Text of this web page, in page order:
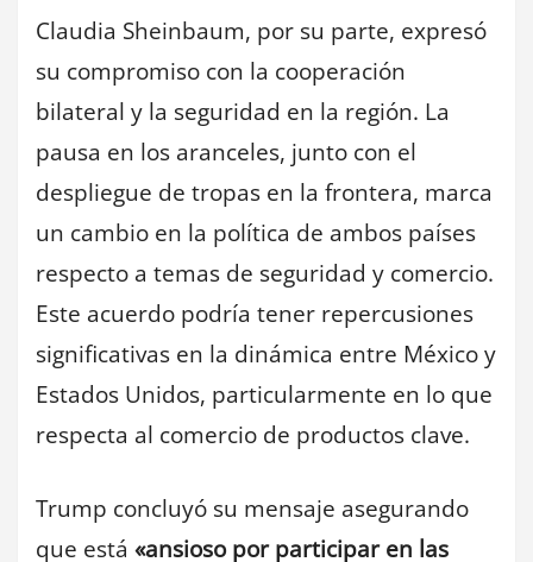
Claudia Sheinbaum, por su parte, expresó
su compromiso con la cooperación
bilateral y la seguridad en la región. La
pausa en los aranceles, junto con el
despliegue de tropas en la frontera, marca
un cambio en la política de ambos países
respecto a temas de seguridad y comercio.
Este acuerdo podría tener repercusiones
significativas en la dinámica entre México y
Estados Unidos, particularmente en lo que
respecta al comercio de productos clave.
Trump concluyó su mensaje asegurando
que está «ansioso por participar en las